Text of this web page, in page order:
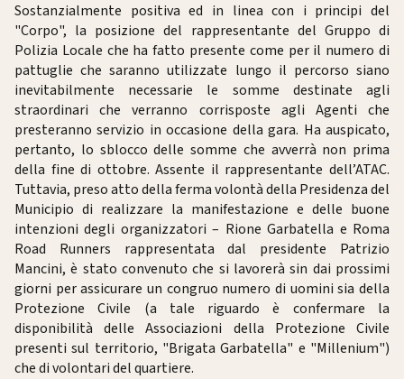
Sostanzialmente positiva ed in linea con i principi del
"Corpo", la posizione del rappresentante del Gruppo di
Polizia Locale che ha fatto presente come per il numero di
pattuglie che saranno utilizzate lungo il percorso siano
inevitabilmente necessarie le somme destinate agli
straordinari che verranno corrisposte agli Agenti che
presteranno servizio in occasione della gara. Ha auspicato,
pertanto, lo sblocco delle somme che avverrà non prima
della fine di ottobre. Assente il rappresentante dell’ATAC.
Tuttavia, preso atto della ferma volontà della Presidenza del
Municipio di realizzare la manifestazione e delle buone
intenzioni degli organizzatori – Rione Garbatella e Roma
Road Runners rappresentata dal presidente Patrizio
Mancini, è stato convenuto che si lavorerà sin dai prossimi
giorni per assicurare un congruo numero di uomini sia della
Protezione Civile (a tale riguardo è confermare la
disponibilità delle Associazioni della Protezione Civile
presenti sul territorio, "Brigata Garbatella" e "Millenium")
che di volontari del quartiere.